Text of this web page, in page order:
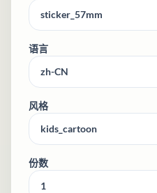
语言
风格
份数